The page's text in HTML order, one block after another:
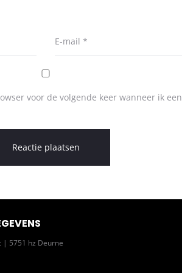
E-mail *
voor de volgende keer wanneer ik
| 5751 hz Deurne